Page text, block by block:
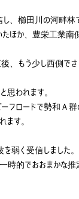
、櫛田川の河畔林
ほか、豊栄工業南
もう少し西側でさ
思われます。
フロードで勢和Ａ群
ます。
弱く受信しました。
的でおおまかな推